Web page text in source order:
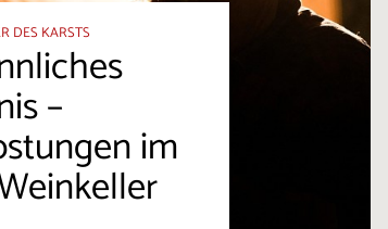
DES KARSTS
–
im